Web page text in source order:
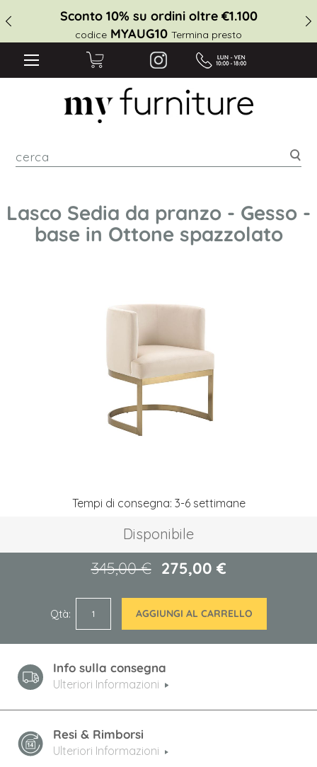
Sconto 10% su ordini oltre €1.100
codice MYAUG10 Termina presto
Lasco Sedia da pranzo - Gesso -
base in Ottone spazzolato
Tempi di consegna: 3-6 settimane
Disponibile
275,00 €
345,00 €
Qtà AGGIUNGI AL CARRELLO
Info sulla consegna
Ulteriori Informazioni
Resi & Rimborsi
Ulteriori Informazioni